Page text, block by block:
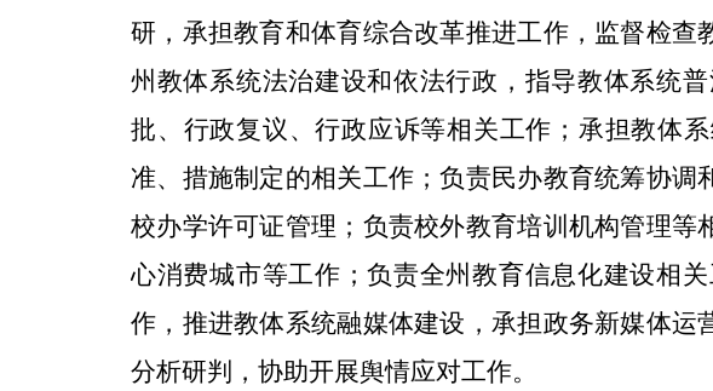
研，承担教育和体育综合改革推进工作，监督检
州教体系统法治建设和依法行政，指导教体系统
批、行政复议、行政应诉等相关工作；承担教体系
准、措施制定的相关工作；负责民办教育统筹协
校办学许可证管理；负责校外教育培训机构管理
心消费城市等工作；负责全州教育信息化建设相
作，推进教体系统融媒体建设，承担政务新媒体
分析研判，协助开展舆情应对工作。